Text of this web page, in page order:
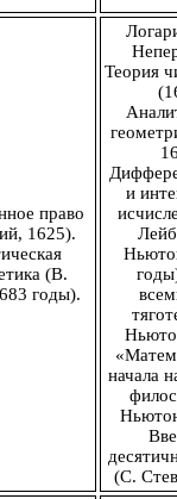
право
1625).
(В.
годы).
Теория
и
начала
(С.